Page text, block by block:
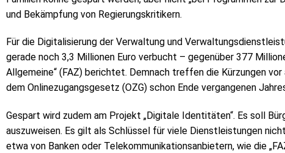
und Bekämpfung von Regierungskritikern.
Für die Digitalisierung der Verwaltung und
gerade noch 3,3 Millionen Euro verbucht – gegenüber 377
Allgemeine“ (FAZ) berichtet. Demnach treffen die Kürzungen
dem Onlinezugangsgesetz (OZG) schon Ende vergangenen
Gespart wird zudem am Projekt „Digitale Identitäten“. Es soll
auszuweisen. Es gilt als Schlüssel für viele Dienstleistungen
etwa von Banken oder Telekommunikationsanbietern, wie die